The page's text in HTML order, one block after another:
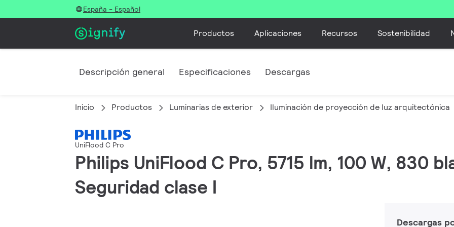
España - Español
Productos Aplicaciones Recursos Sostenibilidad
Descripción general Especificaciones Descargas
Inicio Productos Luminarias de exterior Iluminación de proyección de luz arquitectónica
UniFlood C Pro
Philips UniFlood C Pro, 5715 lm, 100 W, 830
Seguridad clase I
Descargas